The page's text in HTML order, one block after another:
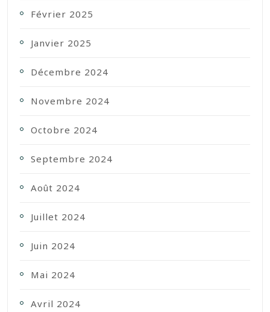
Février 2025
Janvier 2025
Décembre 2024
Novembre 2024
Octobre 2024
Septembre 2024
Août 2024
Juillet 2024
Juin 2024
Mai 2024
Avril 2024